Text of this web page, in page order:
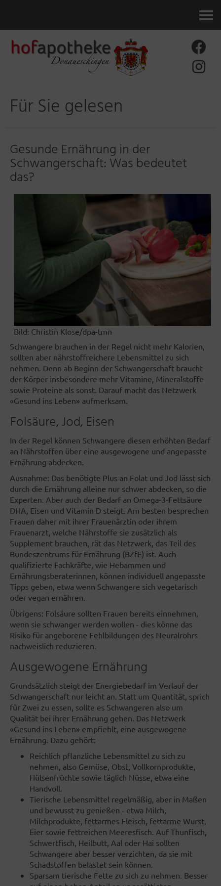
Für Sie gelesen
Gesunde Ernährung in der
Schwangerschaft: Was bedeutet
das?
Bild: Christin Klose/dpa-tmn
Schwangere brauchen in der Regel nicht mehr Kalorien,
sollten aber nährstoffreichere Lebensmittel zu sich
nehmen. Denn ab Beginn der Schwangerschaft braucht
der Körper insbesondere mehr Vitamine, Mineralstoffe
sowie Proteine als sonst. Darauf macht das Netzwerk
«Gesund ins Leben» aufmerksam.
Folsäure, Jod, Eisen
In der Regel können Schwangere diesen erhöhten Bedarf
an Nährstoffen über eine ausgewogene und angepasste
Ernährung abdecken.
Ausnahme: Das benötigte Plus an Folat und Jod lässt sich
durch die Ernährung alleine nur schwer abdecken, so die
Experten. Aber auch der Bedarf an Omega-3-Fettsäure
DHA, Eisen und Vitamin D steigt. Am besten besprechen
Frauen daher mit ihrer Frauenärztin oder ihrem
Frauenarzt, welche Nährstoffe sie zusätzlich als
Supplement brauchen, rät das Netzwerk, das Teil des
Bundeszentrums für Ernährung (BZfE) ist. Auch
qualifizierte Fachkräfte, wie Hebammen und
Ernährungsberaterinnen, können individuell angepasste
Tipps geben, etwa wenn Schwangere sich vegetarisch
oder vegan ernähren.
Übrigens: Folsäure sollten Frauen bereits einnehmen,
wenn sie schwanger werden wollen - dies könne das
Risiko für angeborene Fehlbildungen des Neuralrohrs
nachweislich reduzieren.
Ausgewogene Ernährung
Grundsätzlich steigt der Energiebedarf im Verlauf der
Schwangerschaft nur leicht an. Statt um Quantität, sprich
für Zwei zu essen, sollte es Schwangeren also um
Qualität bei ihrer Ernährung gehen. Das Netzwerk
«Gesund ins Leben» empfiehlt, eine ausgewogene
Ernährung. Dazu gehört:
Reichlich pflanzliche Lebensmittel zu sich zu
nehmen, also Gemüse, Obst, Vollkornprodukte,
Hülsenfrüchte sowie täglich Nüsse, etwa eine
Handvoll.
Tierische Lebensmittel regelmäßig, aber in Maßen
und bewusst zu genießen - etwa Milch,
Milchprodukte, fettarmes Fleisch, fettarme Wurst,
Eier sowie fettreichen Meeresfisch. Auf Thunfisch,
Schwertfisch, Heilbutt, Aal oder Hai sollten
Schwangere aber besser verzichten, da sie mit
Schadstoffen belastet sein können.
Sparsam tierische Fette zu sich zu nehmen. Besser